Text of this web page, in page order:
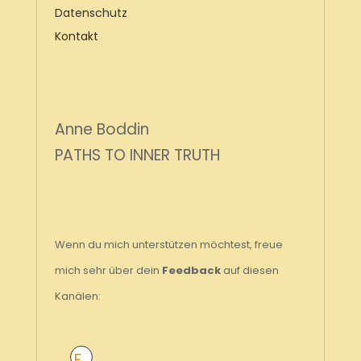
Datenschutz
Kontakt
Anne Boddin
PATHS TO INNER TRUTH
Wenn du mich unterstützen möchtest, freue
mich sehr über dein Feedbackauf diesen
Kanälen: